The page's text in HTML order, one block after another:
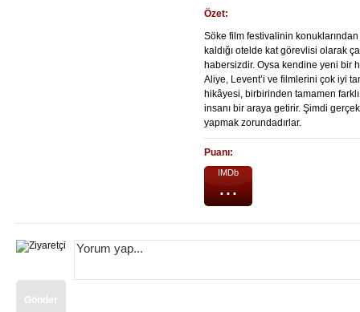
Özet:
Söke film festivalinin
kaldığı otelde kat görevlisi olarak
habersizdir. Oysa kendine yeni bir
Aliye, Levent’i ve filmlerini çok iyi
hikâyesi, birbirinden tamamen
insanı bir araya getirir. Şimdi
yapmak zorundadırlar.
Puanı:
IMDb
...
Gönder